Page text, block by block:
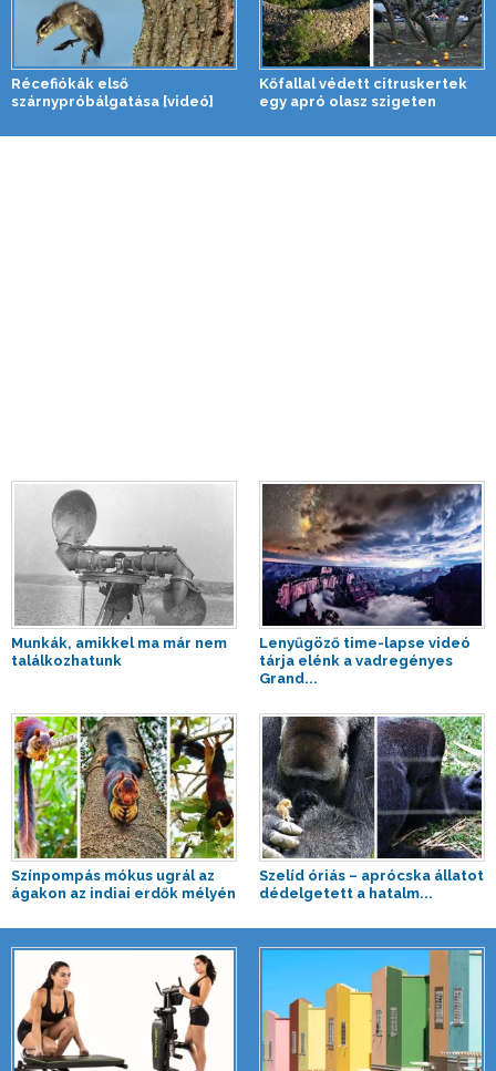
Récefiókák első
szárnypróbálgatása [videó]
Kőfallal védett citruskertek
egy apró olasz szigeten
Munkák, amikkel ma már nem
találkozhatunk
Lenyűgöző time-lapse videó
tárja elénk a vadregényes
Grand...
Színpompás mókus ugrál az
ágakon az indiai erdők mélyén
Szelíd óriás – aprócska állatot
dédelgetett a hatalm...